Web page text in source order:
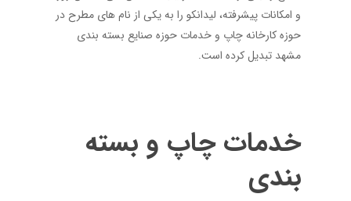
و امکانات پیشرفته، لیدانکو را به یکی از نام های مطرح در
حوزه کارخانه چاپ و خدمات حوزه صنایع بسته بندی
مشهد تبدیل کرده است.
خدمات چاپ و بسته
بندی